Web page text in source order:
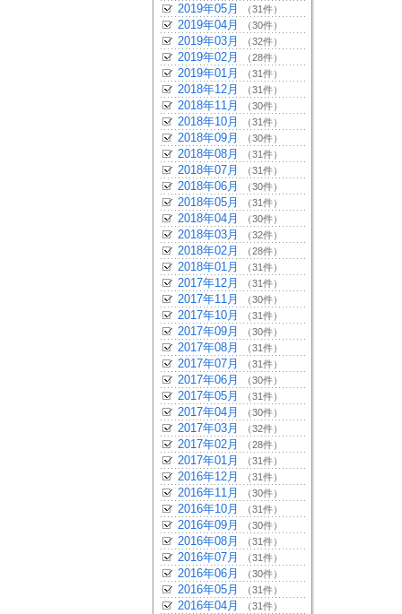
2019年05月 （31件）
2019年04月 （30件）
2019年03月 （32件）
2019年02月 （28件）
2019年01月 （31件）
2018年12月 （31件）
2018年11月 （30件）
2018年10月 （31件）
2018年09月 （30件）
2018年08月 （31件）
2018年07月 （31件）
2018年06月 （30件）
2018年05月 （31件）
2018年04月 （30件）
2018年03月 （32件）
2018年02月 （28件）
2018年01月 （31件）
2017年12月 （31件）
2017年11月 （30件）
2017年10月 （31件）
2017年09月 （30件）
2017年08月 （31件）
2017年07月 （31件）
2017年06月 （30件）
2017年05月 （31件）
2017年04月 （30件）
2017年03月 （32件）
2017年02月 （28件）
2017年01月 （31件）
2016年12月 （31件）
2016年11月 （30件）
2016年10月 （31件）
2016年09月 （30件）
2016年08月 （31件）
2016年07月 （31件）
2016年06月 （30件）
2016年05月 （31件）
2016年04月 （31件）